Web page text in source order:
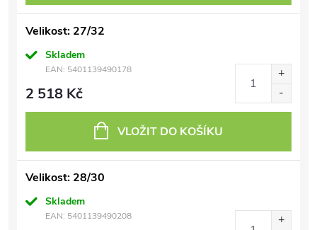
Velikost: 27/32
Skladem
EAN: 5401139490178
2 518 Kč
VLOŽIT DO KOŠÍKU
Velikost: 28/30
Skladem
EAN: 5401139490208